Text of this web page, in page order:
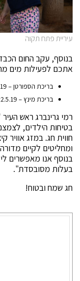
עיריית פתח תקוה
בנוסף, עקב החום
אתכם לפעילות מים
בריכת הספורטן – 22.5.19 , 10:00 – 16:00 , במחיר : 30 ₪למשתף.
בריכת מינץ – 21.5-22.5.19 , כל היום, במחיר: 10 ₪למשתתף.
רמי גרינברג ראש
בטיחות הילדים,
חווית חג. במזג אוויר
ומחליטים לקיים
בנוסף אנו מאפשרים
בעלות מסובסדת".
חג שמח ובטוח!